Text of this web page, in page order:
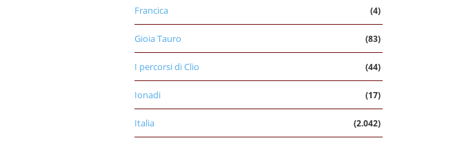
Francica (4)
Gioia Tauro (83)
I percorsi di Clio (44)
Ionadi (17)
Italia (2.042)